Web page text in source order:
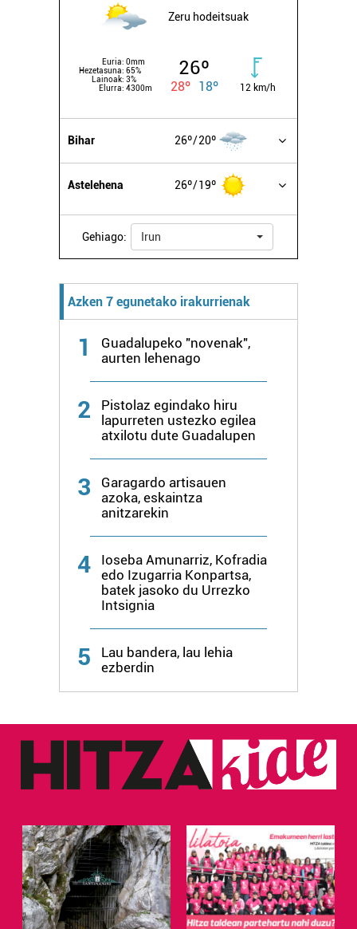
Zeru hodeitsuak
Euria: 0mm
Hezetasuna: 65%
Lainoak: 3%
Elurra: 4300m
26º
28º 18º 12 km/h
Bihar 26º 20º
Astelehena 26º 19º
Gehiago: Irun
Azken 7 egunetako irakurrienak
1
Guadalupeko "novenak",
aurten lehenago
2
Pistolaz egindako hiru
lapurreten ustezko egilea
atxilotu dute Guadalupen
3
Garagardo artisauen
azoka, eskaintza
anitzarekin
4
Ioseba Amunarriz, Kofradia
edo Izugarria Konpartsa,
batek jasoko du Urrezko
Intsignia
5
Lau bandera, lau lehia
ezberdin